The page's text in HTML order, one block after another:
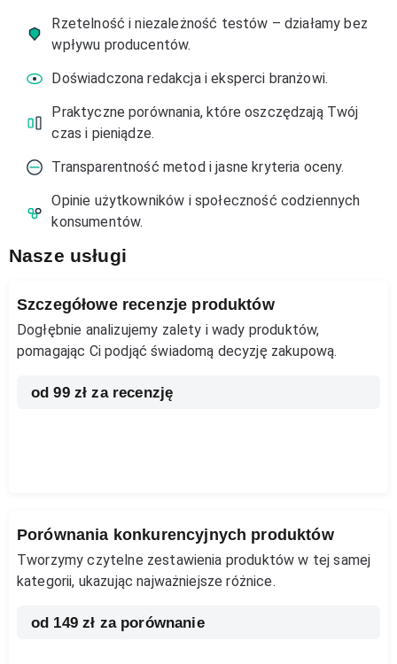
Rzetelność i niezależność testów – działamy bez
wpływu producentów.
Doświadczona redakcja i eksperci branżowi.
Praktyczne porównania, które oszczędzają Twój
czas i pieniądze.
Transparentność metod i jasne kryteria oceny.
Opinie użytkowników i społeczność codziennych
konsumentów.
Nasze usługi
Szczegółowe recenzje produktów
Dogłębnie analizujemy zalety i wady produktów,
pomagając Ci podjąć świadomą decyzję zakupową.
od 99 zł za recenzję
Porównania konkurencyjnych produktów
Tworzymy czytelne zestawienia produktów w tej samej
kategorii, ukazując najważniejsze różnice.
od 149 zł za porównanie